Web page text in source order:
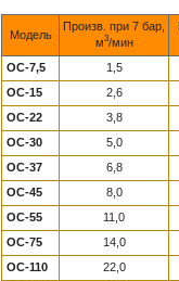
Модель
Произв. при 7 бар,
м3/мин
ОС-7,5
1,5
OC-15
2,6
OC-22
3,8
OC-30
5,0
OC-37
6,8
OC-45
8,0
OC-55
11,0
OC-75
14,0
OC-110
22,0